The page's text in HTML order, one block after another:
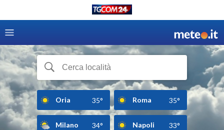
Oria 35° Roma 35°
Milano 34° Napoli 33°